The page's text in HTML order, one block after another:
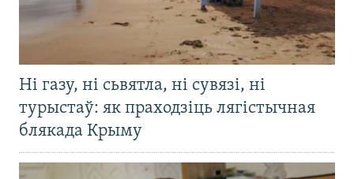
Ні газу, ні сьвятла, ні сувязі, ні
турыстаў: як праходзіць лягістычная
блякада Крыму